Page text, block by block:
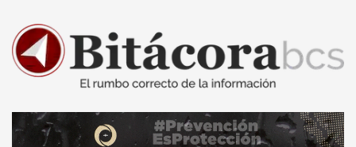
contenido